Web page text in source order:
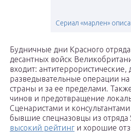
Сериал «марлен»
Будничные дни Красного
десантных войск
входит:
разведывательные операции
страны и за ее пределами.
чинов и предотвращение
Сценаристами и
бывшие спецназовцы из отряда
высокий рейтинг и хорошие